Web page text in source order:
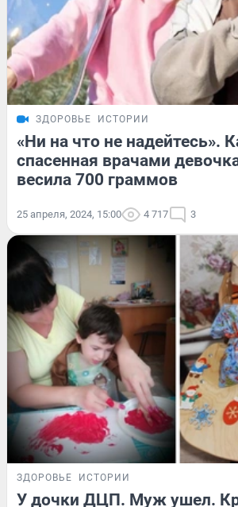
ЗДОРОВЬЕ ИСТОРИИ
«Ни на что не надейтесь».
спасенная врачами
весила 700 граммов
25 апреля, 2024, 15:00 4 717 3
ЗДОРОВЬЕ ИСТОРИИ
У дочки ДЦП. Муж ушел.